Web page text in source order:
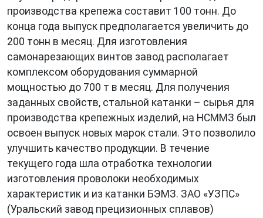
производства крепежа составит 100 тонн. До
конца года выпуск предполагается увеличить до
200 тонн в месяц. Для изготовления
самонарезающих винтов завод располагает
комплексом оборудования суммарной
мощностью до 700 т в месяц. Для получения
заданных свойств, стальной катанки – сырья для
производства крепежных изделий, на НСММЗ был
освоен выпуск новых марок стали. Это позволило
улучшить качество продукции. В течение
текущего года шла отработка технологии
изготовления проволоки необходимых
характеристик и из катанки БЭМЗ. ЗАО «УЗПС»
(Уральский завод прецизионных сплавов)